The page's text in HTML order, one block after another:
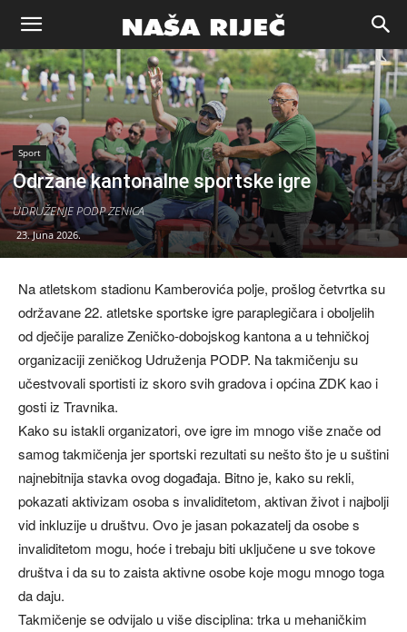
Naša
riječ
Zenica
Sport
Održane kantonalne sportske igre
UDRUŽENJE PODP ZENICA
23. Juna 2026.
Na atletskom stadionu Kamberovića polje, prošlog četvrtka su
održavane 22. atletske sportske igre paraplegičara i oboljelih
od dječije paralize Zeničko-dobojskog kantona a u tehničkoj
organizaciji zeničkog Udruženja PODP. Na takmičenju su
učestvovali sportisti iz skoro svih gradova i općina ZDK kao i
gosti iz Travnika.
Kako su istakli organizatori, ove igre im mnogo više znače od
samog takmičenja jer sportski rezultati su nešto što je u suštini
najnebitnija stavka ovog događaja. Bitno je, kako su rekli,
pokazati aktivizam osoba s invaliditetom, aktivan život i najbolji
vid inkluzije u društvu. Ovo je jasan pokazatelj da osobe s
invaliditetom mogu, hoće i trebaju biti uključene u sve tokove
društva i da su to zaista aktivne osobe koje mogu mnogo toga
da daju.
Takmičenje se odvijalo u više disciplina: trka u mehaničkim